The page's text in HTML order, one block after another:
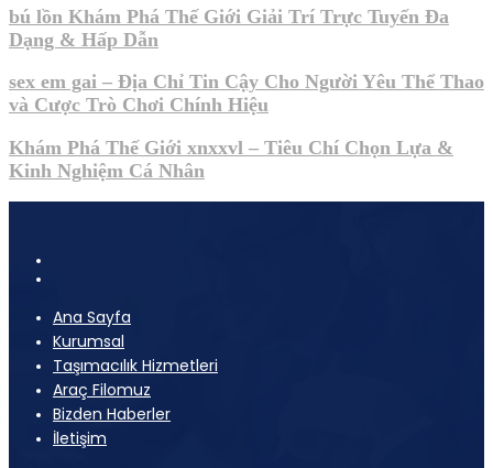
bú lồn Khám Phá Thế Giới Giải Trí Trực Tuyến Đa
Dạng & Hấp Dẫn
sex em gai – Địa Chỉ Tin Cậy Cho Người Yêu Thể Thao
và Cược Trò Chơi Chính Hiệu
Khám Phá Thế Giới xnxxvl – Tiêu Chí Chọn Lựa &
Kinh Nghiệm Cá Nhân
Ana Sayfa
Kurumsal
Taşımacılık Hizmetleri
Araç Filomuz
Bizden Haberler
İletişim